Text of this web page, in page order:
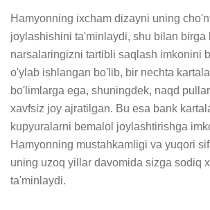
Hamyonning ixcham dizayni uning
joylashishini ta'minlaydi, shu bilan birga
narsalaringizni tartibli saqlash imkonini
o'ylab ishlangan bo'lib, bir nechta
bo'limlarga ega, shuningdek, naqd
xavfsiz joy ajratilgan. Bu esa bank
kupyuralarni bemalol joylashtirishga
Hamyonning mustahkamligi va yuqori
uning uzoq yillar davomida sizga sodiq
ta'minlaydi.